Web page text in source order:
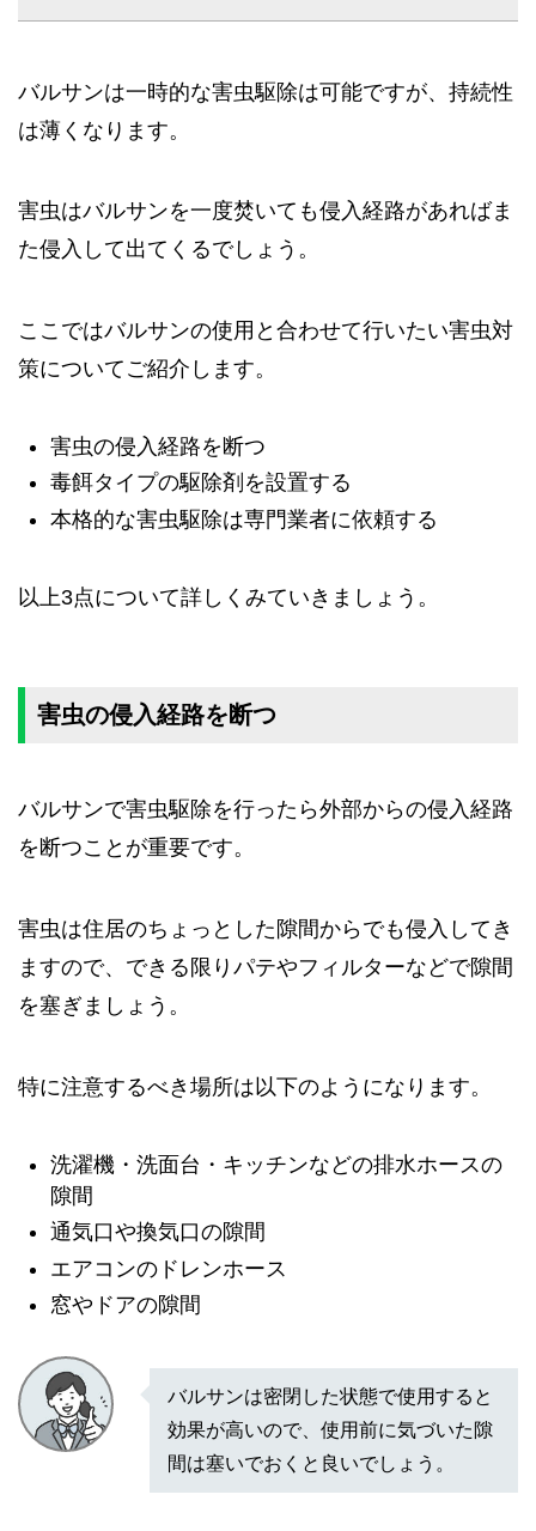
バルサンは一時的な害虫駆除は可能ですが、持続性
は薄くなります。
害虫はバルサンを一度焚いても侵入経路があればま
た侵入して出てくるでしょう。
ここではバルサンの使用と合わせて行いたい害虫対
策についてご紹介します。
害虫の侵入経路を断つ
毒餌タイプの駆除剤を設置する
本格的な害虫駆除は専門業者に依頼する
以上3点について詳しくみていきましょう。
害虫の侵入経路を断つ
バルサンで害虫駆除を行ったら外部からの侵入経路
を断つことが重要です。
害虫は住居のちょっとした隙間からでも侵入してき
ますので、できる限りパテやフィルターなどで隙間
を塞ぎましょう。
特に注意するべき場所は以下のようになります。
洗濯機・洗面台・キッチンなどの排水ホースの
隙間
通気口や換気口の隙間
エアコンのドレンホース
窓やドアの隙間
バルサンは密閉した状態で使用すると
効果が高いので、使用前に気づいた隙
間は塞いでおくと良いでしょう。